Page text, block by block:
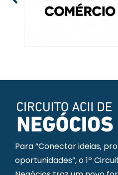
Para “Conectar ideias,
oportunidades”, o 1º